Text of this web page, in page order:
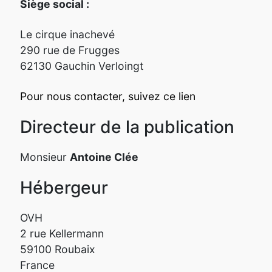
Siège social :
Le cirque inachevé
290 rue de Frugges
62130 Gauchin Verloingt
Pour nous contacter, suivez ce lien
Directeur de la publication
Monsieur Antoine Clée
Hébergeur
OVH
2 rue Kellermann
59100 Roubaix
France